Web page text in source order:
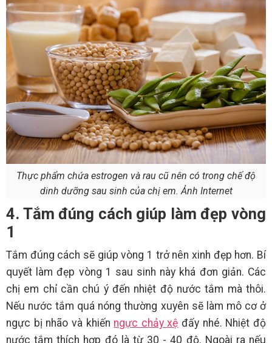
Thực phẩm chứa estrogen và rau cũ nên có trong chế độ
dinh dưỡng sau sinh của chị em. Ảnh Internet
4. Tắm đúng cách giúp làm đẹp vòng
1
Tắm đúng cách sẽ giúp vòng 1 trở nên xinh đẹp hơn. Bí
quyết làm đẹp vòng 1 sau sinh này khá đơn giản. Các
chị em chỉ cần chú ý đến nhiệt độ nước tắm mà thôi.
Nếu nước tắm quá nóng thường xuyên sẽ làm mô cơ ở
ngực bị nhão và khiến ngực chảy xệ đấy nhé. Nhiệt độ
nước tắm thích hợp đó là từ 30 - 40 độ. Ngoài ra nếu